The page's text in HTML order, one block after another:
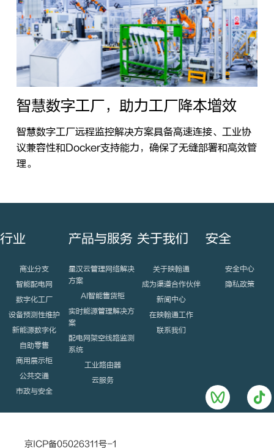
智慧数字工厂，助力工厂降本增效
智慧数字工厂远程监控解决方案具备高速连接、工业协
议兼容性和Docker支持能力，确保了无缝部署和高效管
理。
行业
商业分支
智能配电网
数字化工厂
设备预测性维护
新能源数字化
自助零售
商用展示柜
公共交通
市政与安全
产品与服务
星汉云管理网络解决
方案
AI智能售货柜
实时能源管理解决方
案
配电网架空线路监测
系统
工业路由器
云服务
关于我们
关于映翰通
成为渠道合作伙伴
新闻中心
在映翰通工作
联系我们
安全
安全中心
隐私政策
京ICP备05026311号-1